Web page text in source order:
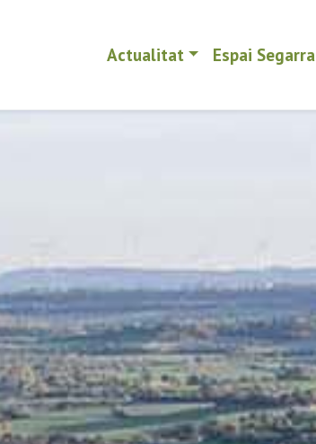
Actualitat Espai Segarra